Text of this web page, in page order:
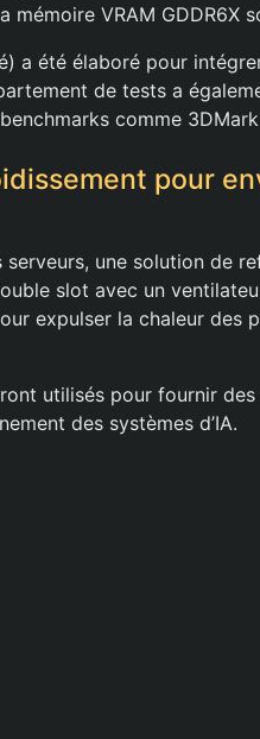
mémoire VRAM GDDR6X
a été élaboré pour
de tests a
comme
pour
une solution de
slot avec un
expulser la chaleur des
utilisés pour fournir
des systèmes d’IA.